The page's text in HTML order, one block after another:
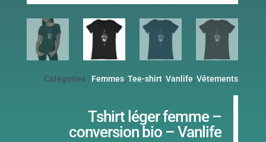
Catégories : Femmes,Tee-shirt,Vanlife,Vêtements
Tshirt léger femme –
conversion bio – Vanlife